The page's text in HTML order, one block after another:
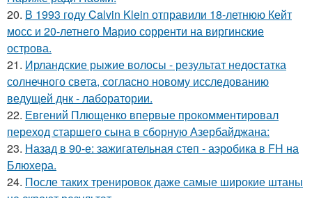
20. В 1993 году Calvin Klein отправили 18-летнюю Кейт
мосс и 20-летнего Марио сорренти на виргинские
острова.
21. Ирландские рыжие волосы - результат недостатка
солнечного света, согласно новому исследованию
ведущей днк - лаборатории.
22. Евгений Плющенко впервые прокомментировал
переход старшего сына в сборную Азербайджана:
23. Назад в 90-е: зажигательная степ - аэробика в FH на
Блюхера.
24. После таких тренировок даже самые широкие штаны